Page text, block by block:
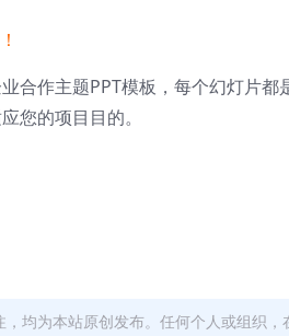
合作主题PPT模板，每个幻灯片
您的项目目的。
均为本站原创发布。任何个人或组织